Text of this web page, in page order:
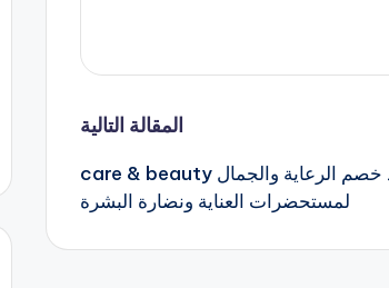
المقالة التالية
كود خصم الرعاية والجمال care & beauty
لمستحضرات العناية ونضارة البشرة